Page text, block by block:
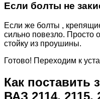
Если болты не
Если же болты ,
сильно повезло. Просто
стойку из проушины.
Готово! Переходим к
Как поставить
ВАЗ 2114, 2115,